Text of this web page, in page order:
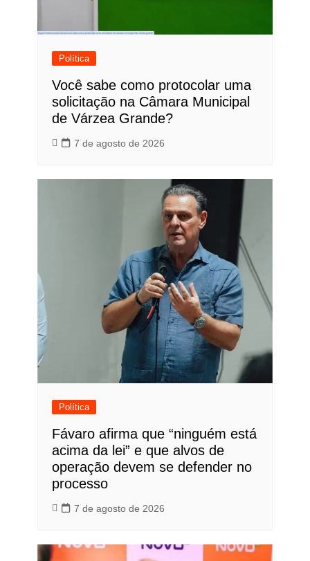
Política
Você sabe como protocolar uma
solicitação na Câmara Municipal
de Várzea Grande?
7 de agosto de 2026
Política
Fávaro afirma que “ninguém está
acima da lei” e que alvos de
operação devem se defender no
processo
7 de agosto de 2026